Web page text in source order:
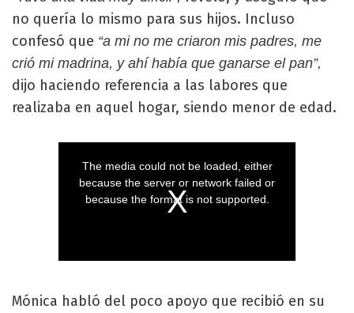
no quería lo mismo para sus hijos. Incluso
confesó que “a mi no me criaron mis padres, me
crió mi madrina, y ahí había que ganarse el pan”,
dijo haciendo referencia a las labores que
realizaba en aquel hogar, siendo menor de edad.
Mónica habló del poco apoyo que recibió en su